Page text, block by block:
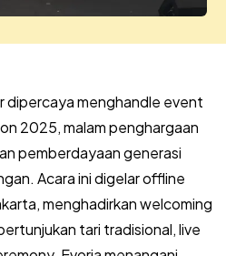
dipercaya menghandle event
2025, malam penghargaan
pemberdayaan generasi
Acara ini digelar offline
menghadirkan welcoming
tari tradisional, live